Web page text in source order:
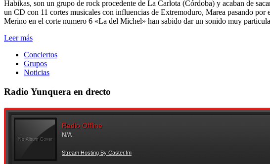
Habikas, son un grupo de rock procedente de La Carlota (Córdoba) y acaban de
un CD con 11 cortes musicales con influencias de Extremoduro, Marea pasando
Merino en el corte numero 6 «La del Michel» han sabido dar un sonido muy
Leer más
Conciertos
Grupos
Noticias
Radio Yunquera en drecto